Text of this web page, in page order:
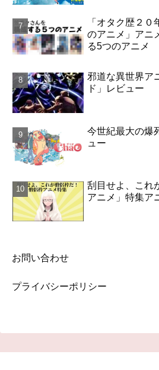
「オタク歴２
のアニメ」アニ
る5つのアニメ
邪道な異世界ア
ド」レビュー
今世紀最大の爆
ュー
刮目せよ、これ
アニメ」特集ア
お問い合わせ
プライバシーポリシー